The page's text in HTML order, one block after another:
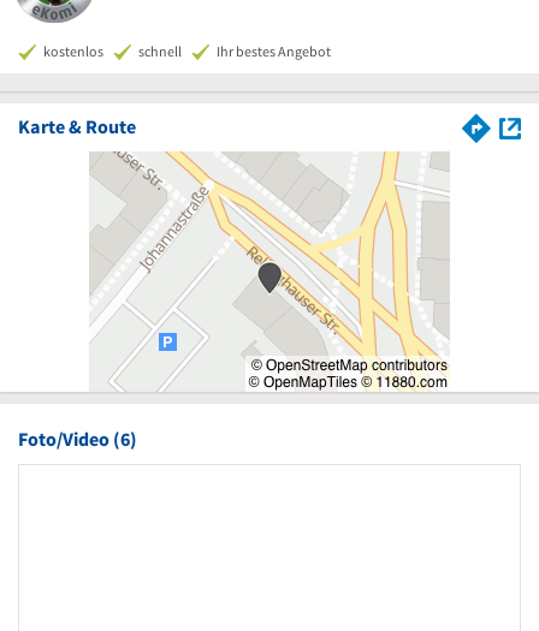
kostenlos schnell Ihr bestes Angebot
Karte & Route
Foto/Video (6)